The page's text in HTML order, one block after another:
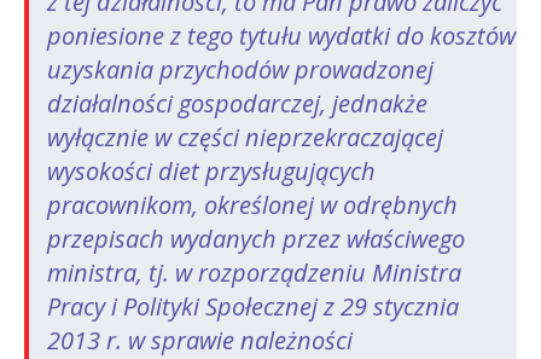
poniesione z tego tytułu wydatki do kosztów
uzyskania przychodów prowadzonej
działalności gospodarczej, jednakże
wyłącznie w części nieprzekraczającej
wysokości diet przysługujących
pracownikom, określonej w odrębnych
przepisach wydanych przez właściwego
ministra, tj. w rozporządzeniu Ministra
Pracy i Polityki Społecznej z 29 stycznia
2013 r. w sprawie należności